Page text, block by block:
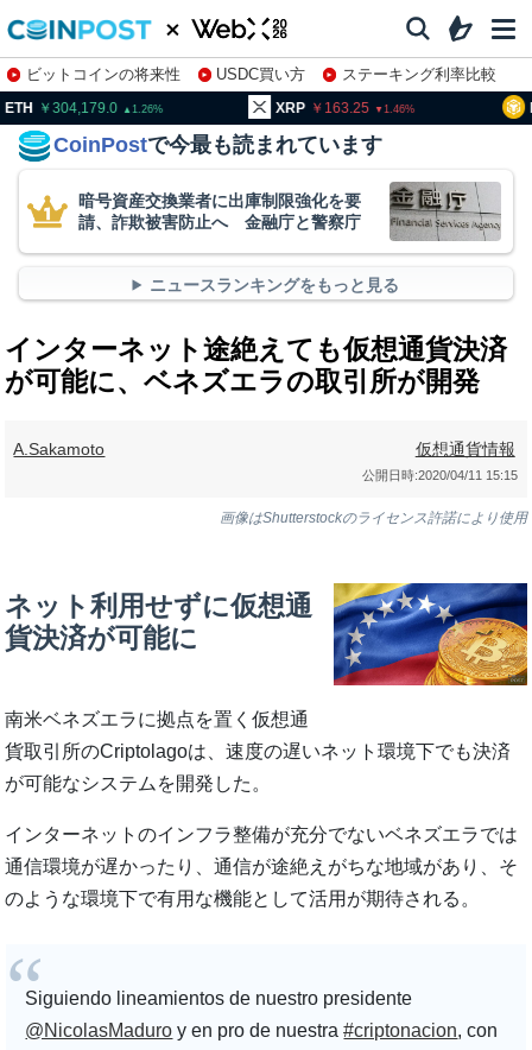
ビットコインの将来性 USDC買い方
ステーキング利率比較
株特集・関連銘柄
1.26 163.25 1.46
CoinPostで今最も読まれています
暗号資産交換業者に出庫制限強化を要
請、詐欺被害防止へ 金融庁と警察庁
ニュースランキングをもっと見る
インターネット途絶えても仮想通貨決済
が可能に、ベネズエラの取引所が開発
A.Sakamoto 仮想通貨情報
公開日時:2020/04/11 15:15
画像はShutterstockのライセンス許諾により使用
ネット利用せずに仮想通
貨決済が可能に
南米ベネズエラに拠点を置く仮想通
貨取引所のCriptolagoは、速度の遅いネット環境下でも決済
が可能なシステムを開発した。
インターネットのインフラ整備が充分でないベネズエラでは
通信環境が遅かったり、通信が途絶えがちな地域があり、そ
のような環境下で有用な機能として活用が期待される。
Siguiendo lineamientos de nuestro presidente
@NicolasMaduro y en pro de nuestra#criptonacion, con